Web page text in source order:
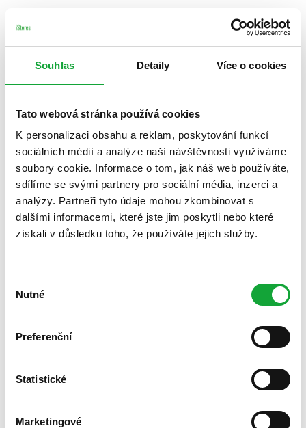
Souhlas Detaily Více o cookies
Tato webová stránka používá cookies
K personalizaci obsahu a reklam, poskytování funkcí
sociálních médií a analýze naší návštěvnosti využíváme
soubory cookie. Informace o tom, jak náš web používáte,
sdílíme se svými partnery pro sociální média, inzerci a
analýzy. Partneři tyto údaje mohou zkombinovat s
dalšími informacemi, které jste jim poskytli nebo které
získali v důsledku toho, že používáte jejich služby.
souhlasu
Nutné
Preferenční
Statistické
Marketingové